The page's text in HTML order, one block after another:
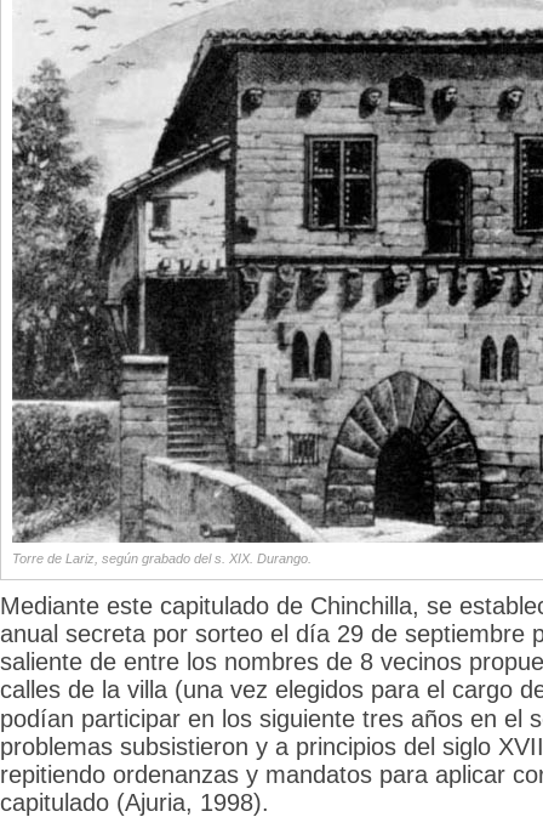
Torre de Lariz, según grabado del s. XIX. Durango.
Mediante este capitulado de Chinchilla, se
anual secreta por sorteo el día 29 de septiembre
saliente de entre los nombres de 8 vecinos
calles de la villa (una vez elegidos para el cargo
podían participar en los siguiente tres años en el
problemas subsistieron y a principios del siglo
repitiendo ordenanzas y mandatos para aplicar
capitulado (Ajuria, 1998).